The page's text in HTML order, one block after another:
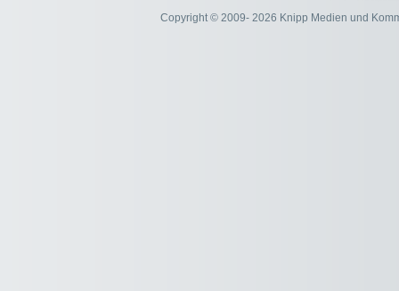
Copyright © 2009- 2026 Knipp Medien und